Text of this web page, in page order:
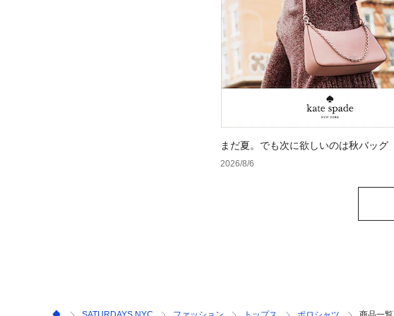
まだ夏。でも次に欲しいのは秋バッグ
2026/8/6